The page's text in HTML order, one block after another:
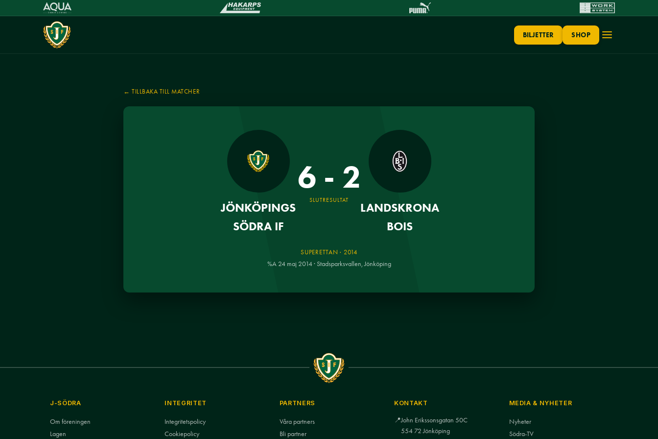
BILJETTER SHOP
← TILLBAKA TILL MATCHER
JÖNKÖPINGS
SÖDRA IF
6 - 2
SLUTRESULTAT
LANDSKRONA
BOIS
SUPERETTAN · 2014
%A 24 maj 2014 · Stadsparksvallen, Jönköping
J-SÖDRA
Om föreningen
Lagen
INTEGRITET
Integritetspolicy
Cookiepolicy
PARTNERS
Våra partners
Bli partner
KONTAKT
📍John Erikssonsgatan 50C
554 72 Jönköping
MEDIA & NYHETER
Nyheter
Södra-TV